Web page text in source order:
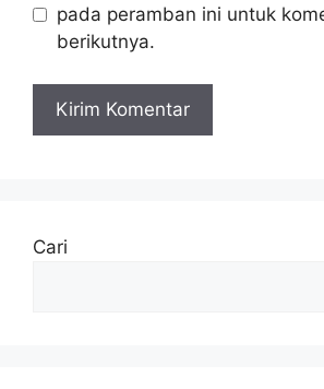
pada peramban ini untuk
berikutnya.
Cari